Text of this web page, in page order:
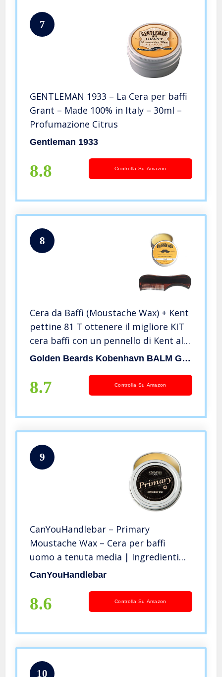
7
GENTLEMAN 1933 – La Cera per baffi
Grant – Made 100% in Italy – 30ml –
Profumazione Citrus
Gentleman 1933
8.8 Controlla Su Amazon
8
Cera da Baffi (Moustache Wax) + Kent
pettine 81 T ottenere il migliore KIT
cera baffi con un pennello di Kent al
miglior prezzo,risparmiare denaro
Prodotto artigianale!
Golden Beards Kobenhavn BALM GROOMING OIL
8.7 Controlla Su Amazon
9
CanYouHandlebar – Primary
Moustache Wax – Cera per baffi
uomo a tenuta media | Ingredienti
naturali | 28,3 gr. Latta in acciaio
CanYouHandlebar
8.6 Controlla Su Amazon
10